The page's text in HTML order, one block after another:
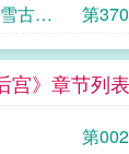
古力
第
娜扎2
宫》章节列表
第